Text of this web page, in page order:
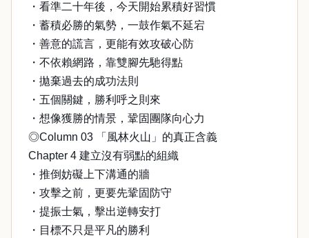
・看準二十年後，今天開始累積好習慣
・蓄積必勝的氣勢，一鼓作氣不延宕
・善意的謊言，更能有效攻破心防
・不依賴網路，靠雙腳先馳得點
・拋棄過去的成功法則
・五個關鍵，勝利呼之則來
・想像獲勝的情景，鞏固團隊向心力
◎Column 03 「風林火山」的真正含義
Chapter 4 建立沒有弱點的組織
・推倒妨礙上下溝通的牆
・攻擊之前，更要先鞏固防守
・提振士氣，擊出逆轉安打
・目標不只是平凡的勝利